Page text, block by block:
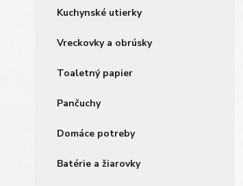
Kuchynské utierky
Vreckovky a obrúsky
Toaletný papier
Pančuchy
Domáce potreby
Batérie a žiarovky